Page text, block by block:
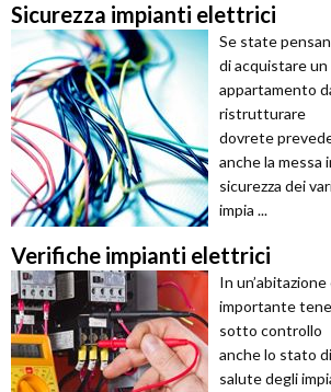
Sicurezza impianti elettrici
Se state
di acquistare un
appartamento
ristrutturare
dovrete
anche la messa
sicurezza dei
impia ...
Verifiche impianti elettrici
In un’abitazione
importante
sotto controllo
anche lo stato di
salute degli